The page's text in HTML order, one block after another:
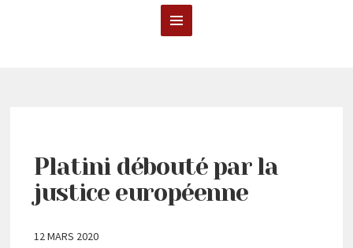
Platini débouté par la
justice européenne
12 MARS 2020